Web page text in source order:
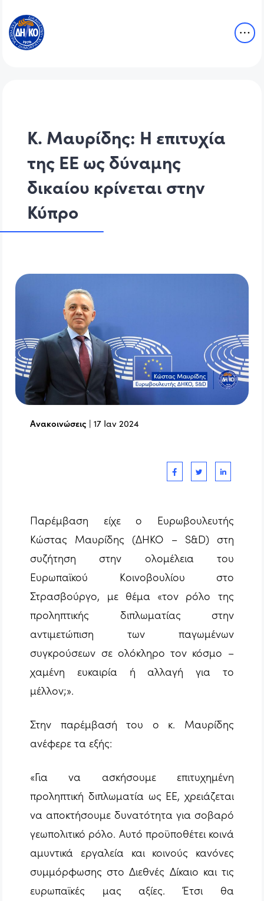
Κ. Μαυρίδης: Η επιτυχία
της ΕΕ ως δύναμης
δικαίου κρίνεται στην
Κύπρο
Ανακοινώσεις |17 Ιαν 2024
Παρέμβαση είχε ο Ευρωβουλευτής
Κώστας Μαυρίδης (ΔΗΚΟ – S&D) στη
συζήτηση στην ολομέλεια του
Ευρωπαϊκού Κοινοβουλίου στο
Στρασβούργο, με θέμα «τον ρόλο της
προληπτικής διπλωματίας στην
αντιμετώπιση των παγωμένων
συγκρούσεων σε ολόκληρο τον κόσμο –
χαμένη ευκαιρία ή αλλαγή για το
μέλλον;».
Στην παρέμβασή του ο κ. Μαυρίδης
ανέφερε τα εξής:
«Για να ασκήσουμε επιτυχημένη
προληπτική διπλωματία ως ΕΕ, χρειάζεται
να αποκτήσουμε δυνατότητα για σοβαρό
γεωπολιτικό ρόλο. Αυτό προϋποθέτει κοινά
αμυντικά εργαλεία και κοινούς κανόνες
συμμόρφωσης στο Διεθνές Δίκαιο και τις
ευρωπαϊκές μας αξίες. Έτσι θα